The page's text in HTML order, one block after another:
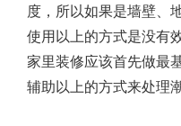
度，所以如果是墙壁、
使用以上的方式是没有
家里装修应该首先做最
辅助以上的方式来处理潮